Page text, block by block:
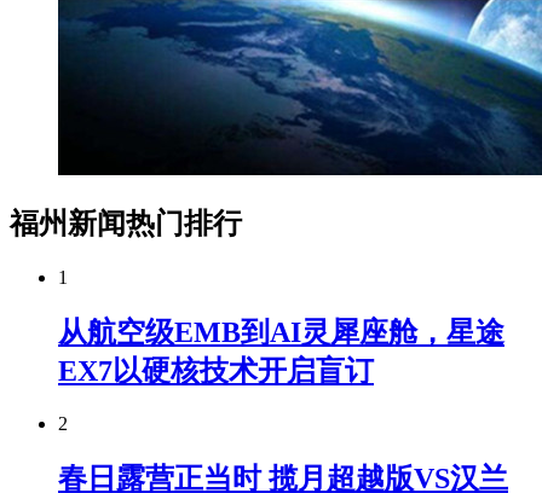
福州新闻热门排行
1
从航空级EMB到AI灵犀座舱，星途
EX7以硬核技术开启盲订
2
春日露营正当时 揽月超越版VS汉兰